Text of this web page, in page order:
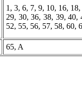
1, 3, 6, 7, 9, 10, 16,
29, 30, 36, 38, 39, 40,
52, 55, 56, 57, 58, 60,
65, A